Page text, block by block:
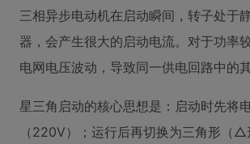
三相异步电动机在启动瞬间，转子处于
器，会产生很大的启动电流。对于功率
电网电压波动，导致同一供电回路中的
星三角启动的核心思想是：启动时先将
（220V）；运行后再切换为三角形（